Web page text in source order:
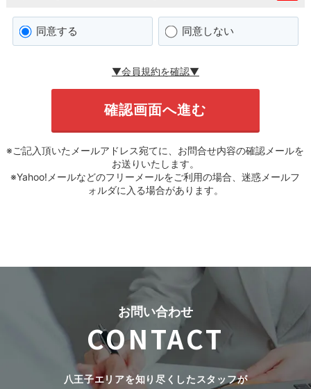
同意する 同意しない
▼会員規約を確認▼
※ご記入頂いたメールアドレス宛てに、お問合せ内容の確認メールを
お送りいたします。
※Yahoo!メールなどのフリーメールをご利用の場合、迷惑メールフ
ォルダに入る場合があります。
お問い合わせ
CONTACT
八王子エリアを知り尽くしたスタッフが